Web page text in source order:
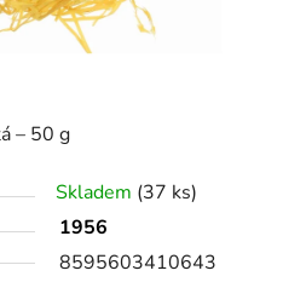
– 50 g
Skladem (37 ks)
1956
8595603410643